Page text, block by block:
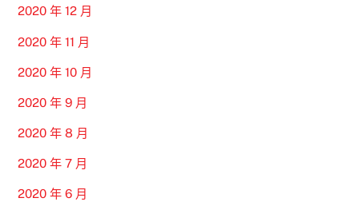
2020 年 12 月
2020 年 11 月
2020 年 10 月
2020 年 9 月
2020 年 8 月
2020 年 7 月
2020 年 6 月